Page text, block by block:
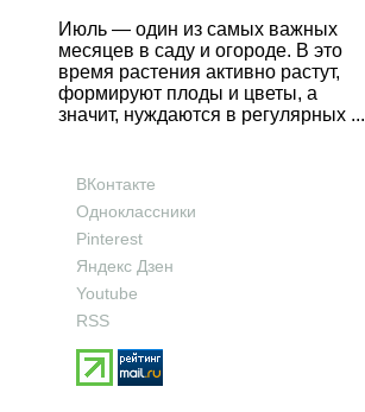
Июль — один из самых важных
месяцев в саду и огороде. В это
время растения активно растут,
формируют плоды и цветы, а
значит, нуждаются в регулярных ...
ВКонтакте
Одноклассники
Pinterest
Яндекс Дзен
Youtube
RSS